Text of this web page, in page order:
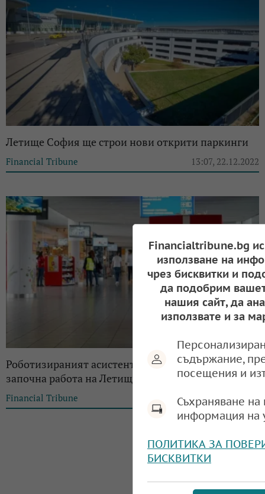
Летище София ще строи нови открити паркинги
Financial Tribune 13:07, 22.12.2022
Роботизираният асистент за почистване SOFie
започна работа на Летище София
Financial Tribune 15:10, 08.12.2022
Financialtribune.bg
използване на
чрез бисквитки и
да подобрим
нашия сайт, да
използвате и за
съдържание,
посещения и
Съхраняване
информация на
ПОЛИТИКА ЗА
БИСКВИТКИ